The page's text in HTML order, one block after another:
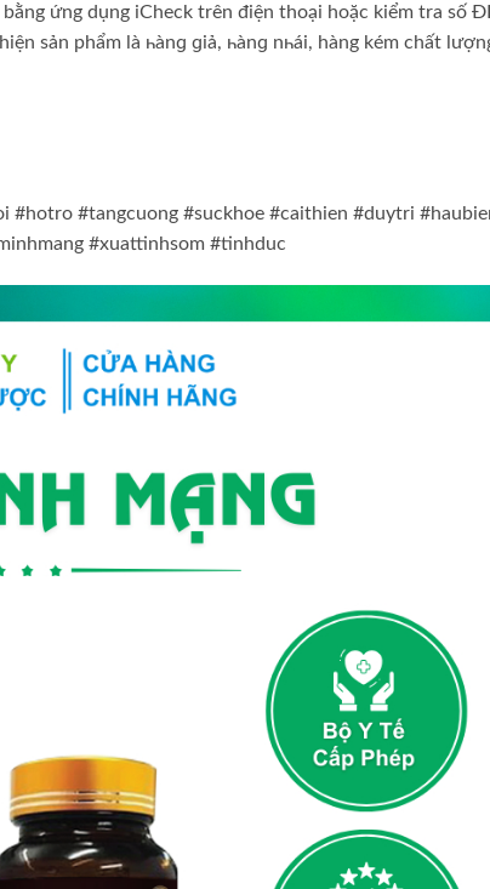
ứng dụng iCheck trên điện thoại hoặc kiểm tra số
sản phẩm là һànɡ ɡiả, һànɡ nһái, hàng kém chất
#tangcuong #suckhoe #caithien #duytri
#xuattinhsom #tinhduc